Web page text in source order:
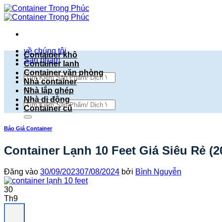
Bỏ
qua
dung
về chúng tôi
Sản phẩm
Tìm
kiếm:
Tìm
kiếm:
Container khô
Container lạnh
Container văn phòng
Nhà container
Nhà lắp ghép
Nhà di động
Container cũ
Báo Giá Container
Container Lạnh 10 Feet Giá Siêu Rẻ
Đăng vào 30/09/202307/08/2024 bởi Bình Nguyễn
30
Th9